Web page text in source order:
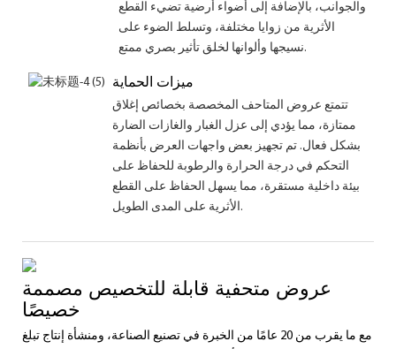
والجوانب، بالإضافة إلى أضواء أرضية تضيء القطع
الأثرية من زوايا مختلفة، وتسلط الضوء على
نسيجها وألوانها لخلق تأثير بصري ممتع.
ميزات الحماية
تتمتع عروض المتاحف المخصصة بخصائص إغلاق
ممتازة، مما يؤدي إلى عزل الغبار والغازات الضارة
بشكل فعال. تم تجهيز بعض واجهات العرض بأنظمة
التحكم في درجة الحرارة والرطوبة للحفاظ على
بيئة داخلية مستقرة، مما يسهل الحفاظ على القطع
الأثرية على المدى الطويل.
عروض متحفية قابلة للتخصيص مصممة
خصيصًا
مع ما يقرب من 20 عامًا من الخبرة في تصنيع الصناعة، ومنشأة إنتاج تبلغ